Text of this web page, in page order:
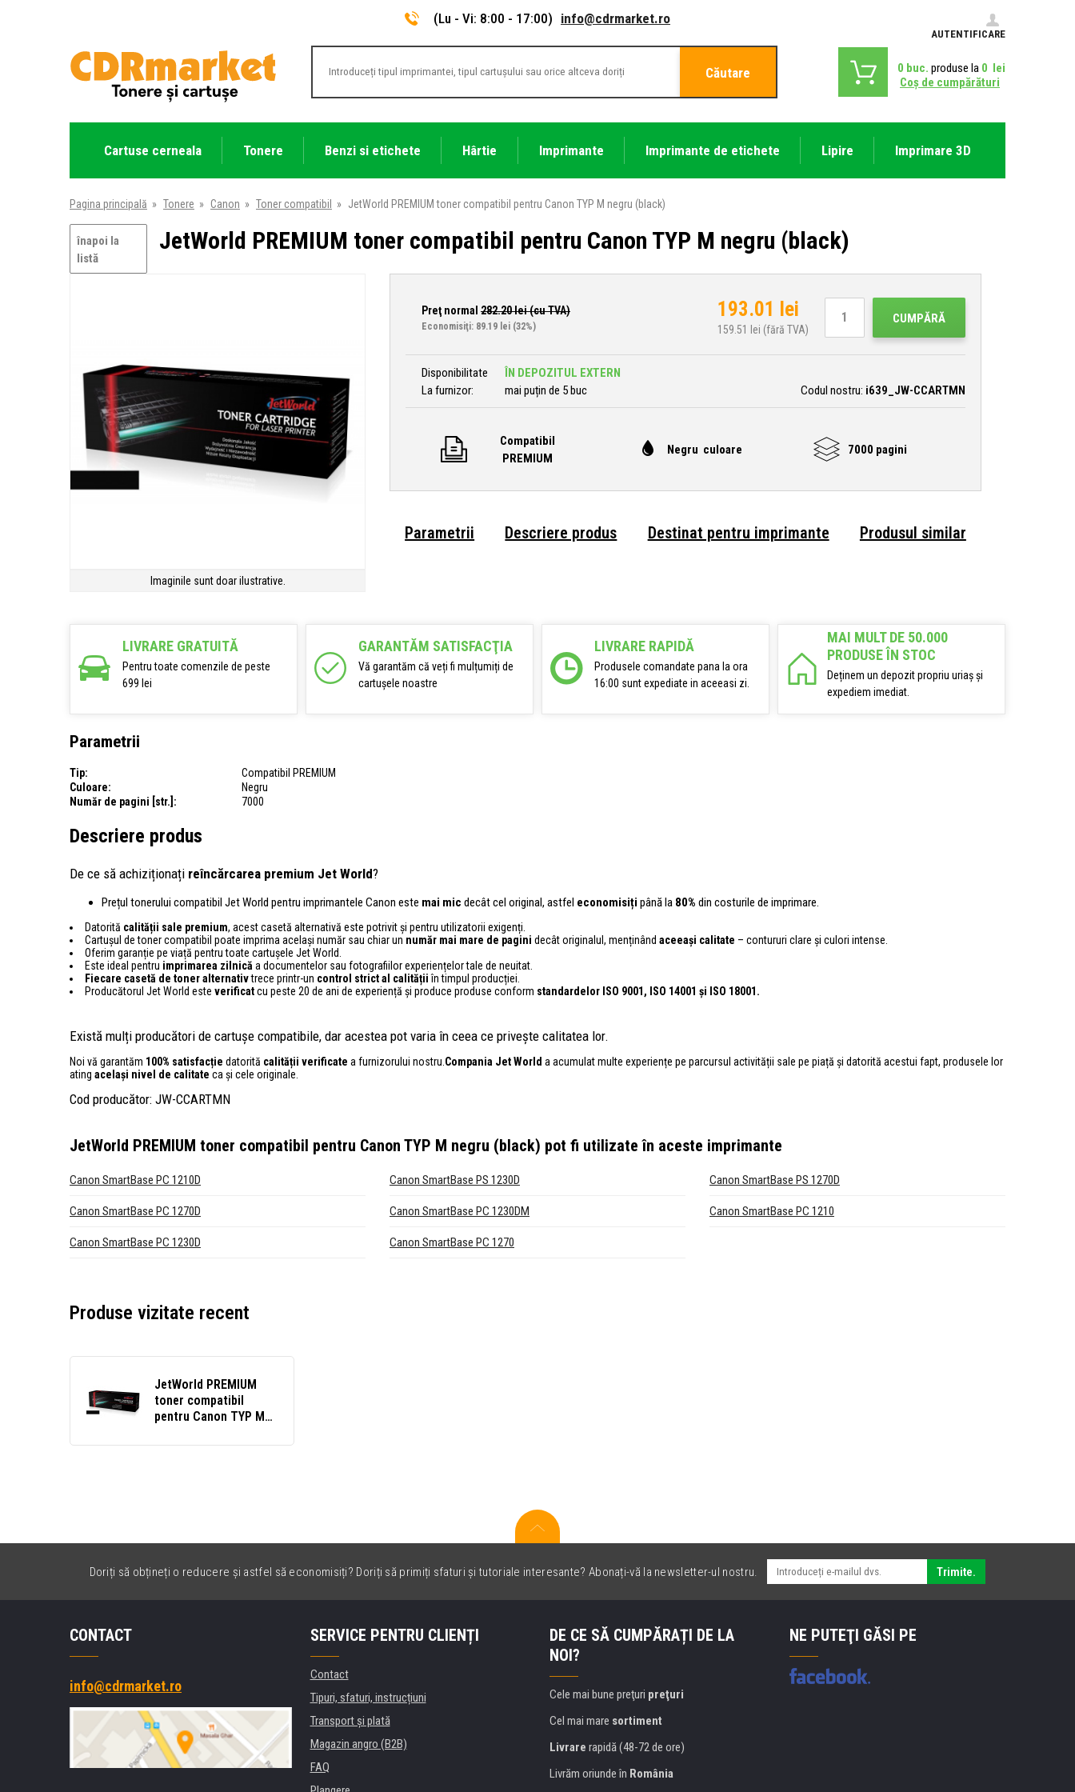
(Lu - Vi: 8:00 - 17:00) info@cdrmarket.ro
AUTENTIFICARE
Căutare 0 buc. produse la 0 lei
Coş de cumpărături
Cartuse cerneala Tonere Benzi si etichete Hârtie Imprimante Imprimante de etichete Lipire Imprimare 3D
Pagina principală » Tonere » Canon » Toner compatibil » JetWorld PREMIUM toner compatibil pentru Canon TYP M negru (black)
înapoi la
listă
JetWorld PREMIUM toner compatibil pentru Canon TYP M negru (black)
Imaginile sunt doar ilustrative.
Preţ normal 282.20lei (cu TVA)
Economisiţi: 89.19 lei (32%)
193.01 lei
159.51 lei (fără TVA)
CUMPĂRĂ
Disponibilitate
ÎN DEPOZITUL EXTERN
La furnizor:
mai puțin de 5 buc Codul nostru: i639_JW-CCARTMN
Compatibil
PREMIUM
Negru culoare 7000 pagini
Parametrii Descriere produs Destinat pentru imprimante Produsul similar
LIVRARE GRATUITĂ
Pentru toate comenzile de peste
699 lei
GARANTĂM SATISFACŢIA
Vă garantăm că veți fi mulțumiți de
cartușele noastre
LIVRARE RAPIDĂ
Produsele comandate pana la ora
16:00 sunt expediate in aceeasi zi.
MAI MULT DE 50.000
PRODUSE ÎN STOC
Deținem un depozit propriu uriaș și
expediem imediat.
Parametrii
Tip:
Compatibil PREMIUM
Culoare:
Negru
Număr de pagini [str.]:
7000
Descriere produs
De ce să achiziționați reîncărcarea premium Jet World?
Prețul tonerului compatibil Jet World pentru imprimantele Canon este mai mic decât cel original, astfel economisiți până la 80% din costurile de imprimare.
Datorită calității sale premium, acest casetă alternativă este potrivit și pentru utilizatorii exigenți.
Cartușul de toner compatibil poate imprima același număr sau chiar un număr mai mare de pagini decât originalul, menținând aceeași calitate – contururi clare și culori intense.
Oferim garanție pe viață pentru toate cartușele Jet World.
Este ideal pentru imprimarea zilnică a documentelor sau fotografiilor experiențelor tale de neuitat.
Fiecare casetă de toner alternativtrece printr-un control strict al calitățiiîn timpul producției.
Producătorul Jet World este verificatcu peste 20 de ani de experiență și produce produse conform standardelor ISO 9001, ISO 14001 și ISO 18001.
Există mulți producători de cartușe compatibile, dar acestea pot varia în ceea ce privește calitatea lor.
Noi vă garantăm 100% satisfacție datorită calității verificate a furnizorului nostru.Compania Jet World a acumulat multe experiențe pe parcursul activității sale pe piață și datorită acestui fapt, produsele lor
ating același nivel de calitate ca și cele originale.
Cod producător: JW-CCARTMN
JetWorld PREMIUM toner compatibil pentru Canon TYP M negru (black) pot fi utilizate în aceste imprimante
Canon SmartBase PC 1210D Canon SmartBase PS 1230D Canon SmartBase PS 1270D
Canon SmartBase PC 1270D Canon SmartBase PC 1230DM Canon SmartBase PC 1210
Canon SmartBase PC 1230D Canon SmartBase PC 1270
Produse vizitate recent
JetWorld PREMIUM
toner compatibil
pentru Canon TYP M
Doriți să obțineți o reducere și astfel să economisiți? Doriți să primiți sfaturi și tutoriale interesante? Abonați-vă la newsletter-ul nostru. Trimite.
CONTACT
info@cdrmarket.ro
SERVICE PENTRU CLIENȚI
Contact
Tipuri, sfaturi, instrucțiuni
Transport şi plată
Magazin angro (B2B)
FAQ
DE CE SĂ CUMPĂRAȚI DE LA
NOI?
Cele mai bune preţuri preţuri
Cel mai mare sortiment
Livrare rapidă (48-72 de ore)
Livrăm oriunde în România
NE PUTEŢI GĂSI PE